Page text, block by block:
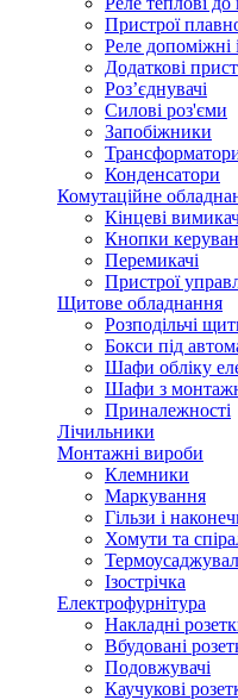
Пристрої
Реле допоміжні
Додаткові
Роз’єднувачі
Силові роз'єми
Запобіжники
Конденсатори
Комутаційне
Кінцеві
Кнопки
Перемикачі
Пристрої
Щитове обладнання
Розподільчі
Бокси під
Шафи обліку
Шафи з
Приналежності
Лічильники
Монтажні вироби
Клемники
Маркування
Гільзи і
Хомути та
Ізострічка
Електрофурнітура
Накладні
Вбудовані
Подовжувачі
Каучукові